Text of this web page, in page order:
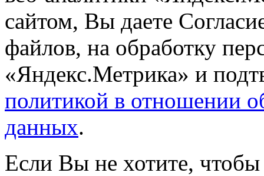
сайтом, Вы даете
файлов, на обработку
«Яндекс.Метрика» и
политикой в отношении
данных.
Если Вы не хотите,